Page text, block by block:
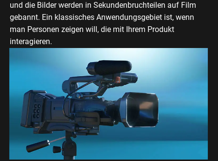
und die Bilder werden in Sekundenbruchteilen auf Film
gebannt. Ein klassisches Anwendungsgebiet ist, wenn
man Personen zeigen will, die mit Ihrem Produkt
interagieren.